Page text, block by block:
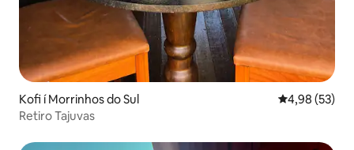
Kofi í Morrinhos do Sul 4,98 af 5 í
4,98 (53)
Retiro Tajuvas